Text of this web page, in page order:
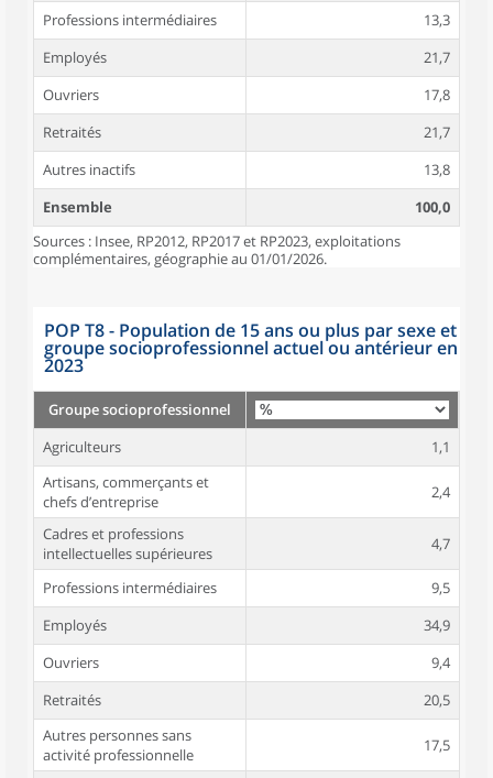
Professions intermédiaires
13,3
Employés
21,7
Ouvriers
17,8
Retraités
21,7
Autres inactifs
13,8
Ensemble
100,0
Sources : Insee, RP2012, RP2017 et RP2023, exploitations
complémentaires, géographie au 01/01/2026.
POP T8 - Population de 15 ans ou plus par sexe et
groupe socioprofessionnel actuel ou antérieur en
2023
Groupe socioprofessionnel
Agriculteurs
1,1
Artisans, commerçants et
chefs d’entreprise
2,4
Cadres et professions
intellectuelles supérieures
4,7
Professions intermédiaires
9,5
Employés
34,9
Ouvriers
9,4
Retraités
20,5
Autres personnes sans
activité professionnelle
17,5